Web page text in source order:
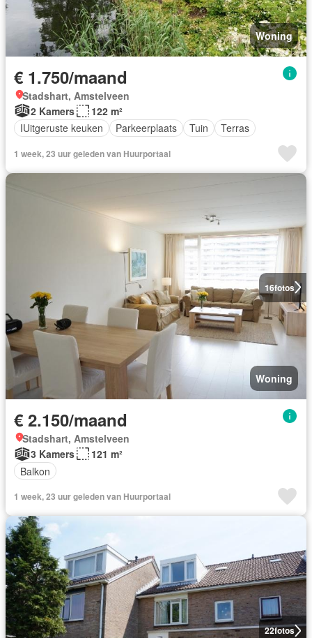
Woning
€ 1.750/maand
Stadshart, Amstelveen
2 Kamers
122 m²
IUitgeruste keuken
Parkeerplaats Tuin Terras
1 week, 23 uur geleden van Huurportaal
16fotos
Woning
€ 2.150/maand
Stadshart, Amstelveen
3 Kamers
121 m²
Balkon
1 week, 23 uur geleden van Huurportaal
22fotos